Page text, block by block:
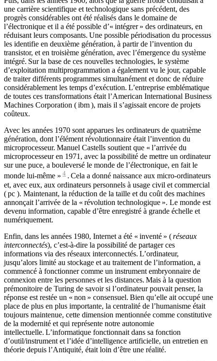
une carrière scientifique et technologique sans précédent, des
progrès considérables ont été réalisés dans le domaine de
l’électronique et il a été possible d’« intégrer » des ordinateurs, en
réduisant leurs composants. Une possible périodisation du processus
les identifie en deuxième génération, à partir de l’invention du
transistor, et en troisième génération, avec l’émergence du système
intégré. Sur la base de ces nouvelles technologies, le système
d’exploitation multiprogrammation a également vu le jour, capable
de traiter différents programmes simultanément et donc de réduire
considérablement les temps d’exécution. L’entreprise emblématique
de toutes ces transformations était l’American International Business
Machines Corporation (ibm), mais il s’agissait encore de projets
coûteux.
Avec les années 1970 sont apparues les ordinateurs de quatrième
génération, dont l’élément révolutionnaire était l’invention du
microprocesseur. Manuel Castells soutient que « l’arrivée du
microprocesseur en 1971, avec la possibilité de mettre un ordinateur
sur une puce, a bouleversé le monde de l’électronique, en fait le
monde lui-même » 4 . Cela a donné naissance aux micro-ordinateurs
et, avec eux, aux ordinateurs personnels à usage civil et commercial
(pc ). Maintenant, la réduction de la taille et du coût des machines
annonçait l’arrivée de la « révolution technologique ». Le monde est
devenu information, capable d’être enregistré à grande échelle et
numériquement.
Enfin, dans les années 1980, Internet a été « inventé » (réseaux
interconnectés), c’est-à-dire la possibilité de partager ces
informations via des réseaux interconnectés. L’ordinateur,
jusqu’alors limité au stockage et au traitement de l’information, a
commencé à fonctionner comme un instrument embryonnaire de
connexion entre les personnes et les distances. Mais à la question
prémonitoire de Turing de savoir si l’ordinateur pouvait penser, la
réponse est restée un « non » consensuel. Bien qu’elle ait occupé une
place de plus en plus importante, la centralité de l’humanisme était
toujours maintenue, cette dimension mentionnée comme constitutive
de la modernité et qui représente notre autonomie
intellectuelle. L’informatique fonctionnait dans sa fonction
d’outil/instrument et l’idée d’intelligence artificielle, un entretien en
théorie depuis l’Antiquité, était loin d’être une réalité.